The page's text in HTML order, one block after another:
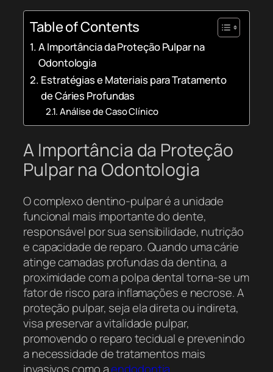
Table of Contents
A Importância da Proteção Pulpar na
Odontologia
Estratégias e Materiais para Tratamento
de Cáries Profundas
Análise de Caso Clínico
A Importância da Proteção
Pulpar na Odontologia
O complexo dentino-pulpar é a unidade
funcional mais importante do dente,
responsável por sua sensibilidade, nutrição
e capacidade de reparo. Quando uma cárie
atinge camadas profundas da dentina, a
proximidade com a polpa dental torna-se um
fator de risco para inflamações e necrose. A
proteção pulpar, seja ela direta ou indireta,
visa preservar a vitalidade pulpar,
promovendo o reparo tecidual e prevenindo
a necessidade de tratamentos mais